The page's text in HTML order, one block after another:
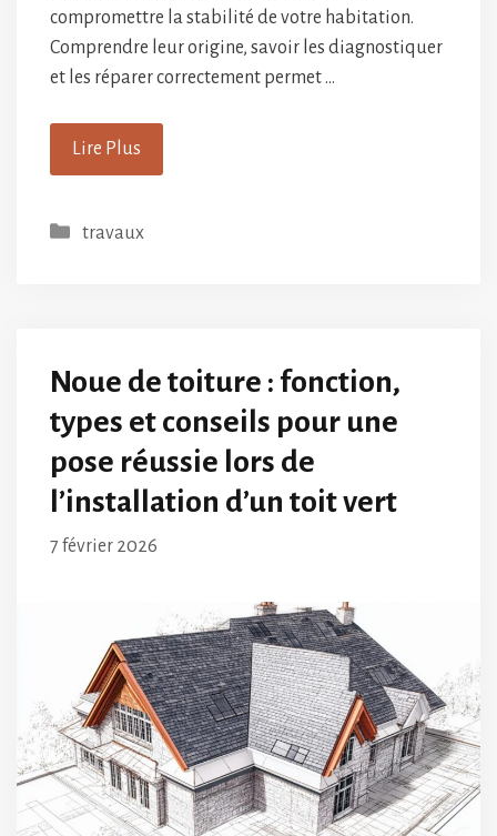
compromettre la stabilité de votre habitation.
Comprendre leur origine, savoir les diagnostiquer
et les réparer correctement permet …
Lire Plus
Catégories
travaux
Noue de toiture : fonction,
types et conseils pour une
pose réussie lors de
l’installation d’un toit vert
7 février 2026